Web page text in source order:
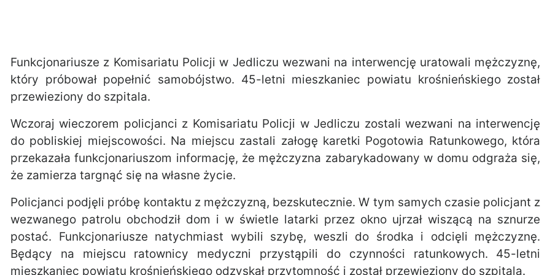
Funkcjonariusze z Komisariatu Policji w Jedliczu wezwani na interwencję uratowali mężczyznę,
który próbował popełnić samobójstwo. 45-letni mieszkaniec powiatu krośnieńskiego został
przewieziony do szpitala.
Wczoraj wieczorem policjanci z Komisariatu Policji w Jedliczu zostali wezwani na interwencję
do pobliskiej miejscowości. Na miejscu zastali załogę karetki Pogotowia Ratunkowego, która
przekazała funkcjonariuszom informację, że mężczyzna zabarykadowany w domu odgraża się,
że zamierza targnąć się na własne życie.
Policjanci podjęli próbę kontaktu z mężczyzną, bezskutecznie. W tym samych czasie policjant z
wezwanego patrolu obchodził dom i w świetle latarki przez okno ujrzał wiszącą na sznurze
postać. Funkcjonariusze natychmiast wybili szybę, weszli do środka i odcięli mężczyznę.
Będący na miejscu ratownicy medyczni przystąpili do czynności ratunkowych. 45-letni
mieszkaniec powiatu krośnieńskiego odzyskał przytomność i został przewieziony do szpitala.